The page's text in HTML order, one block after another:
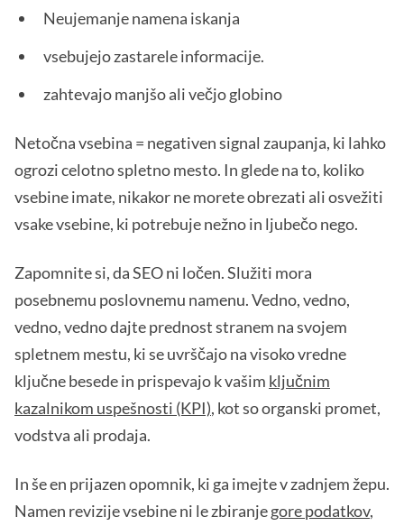
Neujemanje namena iskanja
vsebujejo zastarele informacije.
zahtevajo manjšo ali večjo globino
Netočna vsebina = negativen signal zaupanja, ki lahko
ogrozi celotno spletno mesto. In glede na to, koliko
vsebine imate, nikakor ne morete obrezati ali osvežiti
vsake vsebine, ki potrebuje nežno in ljubečo nego.
Zapomnite si, da SEO ni ločen. Služiti mora
posebnemu poslovnemu namenu. Vedno, vedno,
vedno, vedno dajte prednost stranem na svojem
spletnem mestu, ki se uvrščajo na visoko vredne
ključne besede in prispevajo k vašim ključnim
kazalnikom uspešnosti (KPI), kot so organski promet,
vodstva ali prodaja.
In še en prijazen opomnik, ki ga imejte v zadnjem žepu.
Namen revizije vsebine ni le zbiranjegore podatkov,